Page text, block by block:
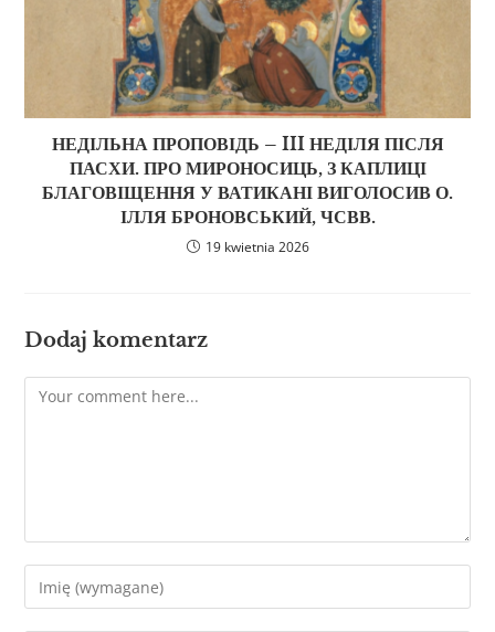
НЕДІЛЬНА ПРОПОВІДЬ – III НЕДІЛЯ ПІСЛЯ
ПАСХИ. ПРО МИРОНОСИЦЬ, З КАПЛИЦІ
БЛАГОВІЩЕННЯ У ВАТИКАНІ ВИГОЛОСИВ О.
ІЛЛЯ БРОНОВСЬКИЙ, ЧСВВ.
19 kwietnia 2026
Dodaj komentarz